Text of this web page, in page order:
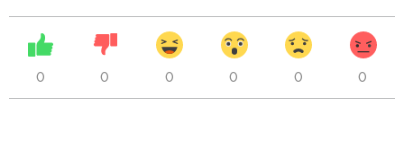
0 0 0 0 0 0